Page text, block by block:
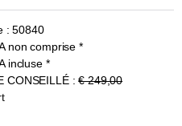
: 50840
non comprise *
incluse *
CONSEILLÉ :€ 249,00